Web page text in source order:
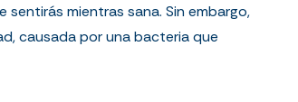
mientras sana. Sin embargo,
causada por una bacteria que